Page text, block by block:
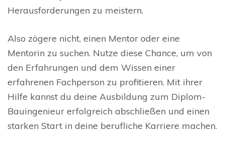
Herausforderungen zu meistern.
Also zögere nicht, einen Mentor oder eine
Mentorin zu suchen. Nutze diese Chance, um von
den Erfahrungen und dem Wissen einer
erfahrenen Fachperson zu profitieren. Mit ihrer
Hilfe kannst du deine Ausbildung zum Diplom-
Bauingenieur erfolgreich abschließen und einen
starken Start in deine berufliche Karriere machen.